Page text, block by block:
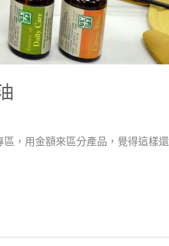
，用金額來區分產品，覺得這樣還